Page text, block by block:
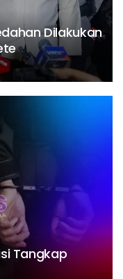
Dilakukan
Tangkap